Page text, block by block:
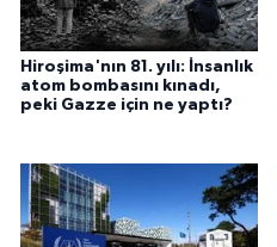
Hiroşima'nın 81. yılı: İnsanlık
atom bombasını kınadı,
peki Gazze için ne yaptı?